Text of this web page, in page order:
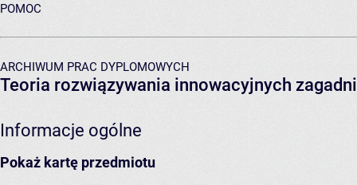
POMOC
ARCHIWUM PRAC DYPLOMOWYCH
Teoria rozwiązywania innowacyjnych
Informacje ogólne
Pokaż kartę przedmiotu